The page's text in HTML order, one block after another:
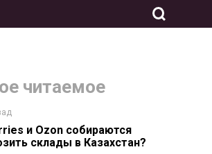
читаемое
и Ozon собираются
склады в Казахстан?